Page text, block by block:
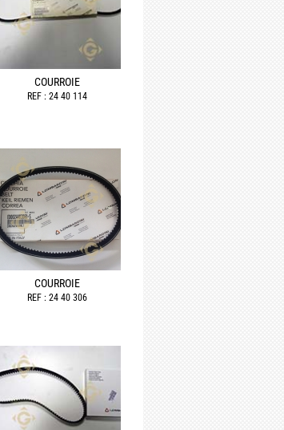
COURROIE
REF : 24 40 114
COURROIE
REF : 24 40 306